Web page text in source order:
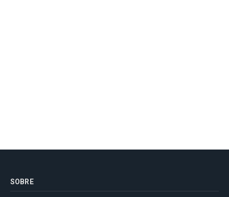
SOBRE